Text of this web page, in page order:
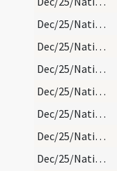
Dec/25/Nativitas/M1/Mass Propers
Dec/25/Nativitas/M1/Mass Propers
Dec/25/Nativitas/M1/Mass Propers
Dec/25/Nativitas/M1/Mass Propers
Dec/25/Nativitas/M1/Mass Propers
Dec/25/Nativitas/M1/Mass Propers
Dec/25/Nativitas/M1/Mass Propers/1